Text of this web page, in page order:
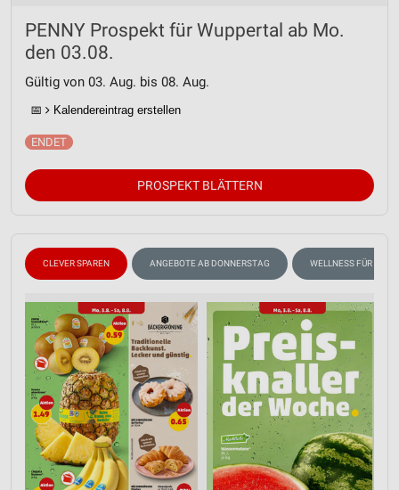
PENNY Prospekt für Wuppertal ab Mo.
den 03.08.
Gültig von 03. Aug. bis 08. Aug.
📅 Kalendereintrag erstellen
PROSPEKT BLÄTTERN
CLEVER SPAREN ANGEBOTE AB DONNERSTAG WELLNESS FÜR